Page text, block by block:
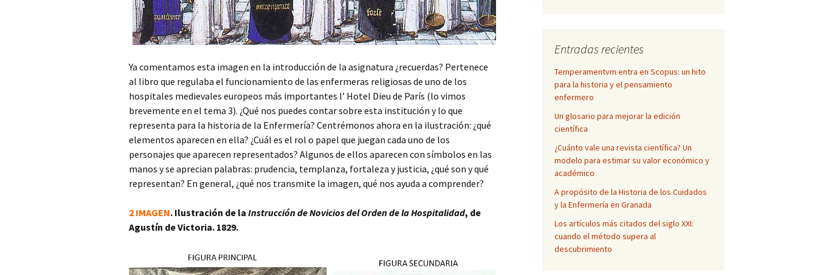
Ya comentamos esta imagen en la introducción de la asignatura ¿recuerdas? Pertenece
al libro que regulaba el funcionamiento de las enfermeras religiosas de uno de los
hospitales medievales europeos más importantes l’ Hotel Dieu de París (lo vimos
brevemente en el tema 3). ¿Qué nos puedes contar sobre esta institución y lo que
representa para la historia de la Enfermería? Centrémonos ahora en la ilustración: ¿qué
elementos aparecen en ella? ¿Cuál es el rol o papel que juegan cada uno de los
personajes que aparecen representados? Algunos de ellos aparecen con símbolos en las
manos y se aprecian palabras: prudencia, templanza, fortaleza y justicia, ¿qué son y qué
representan? En general, ¿qué nos transmite la imagen, qué nos ayuda a comprender?
2 IMAGEN. Ilustración de la Instrucción de Novicios del Orden de la Hospitalidad, de
Agustín de Victoria. 1829.
Entradas recientes
Temperamentvm entra en Scopus: un hito
para la historia y el pensamiento
enfermero
Un glosario para mejorar la edición
científica
¿Cuánto vale una revista científica? Un
modelo para estimar su valor económico y
académico
A propósito de la Historia de los Cuidados
y la Enfermería en Granada
Los artículos más citados del siglo XXI:
cuando el método supera al
descubrimiento